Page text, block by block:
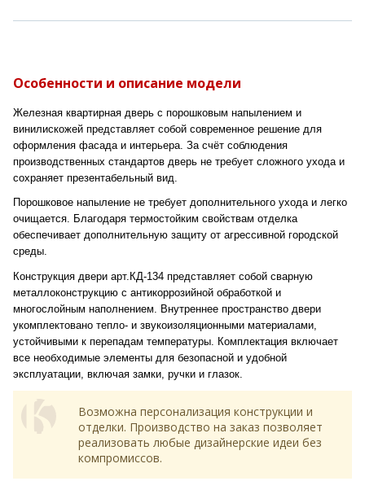
Особенности и описание модели
Железная квартирная дверь с порошковым напылением и
винилискожей представляет собой современное решение для
оформления фасада и интерьера. За счёт соблюдения
производственных стандартов дверь не требует сложного ухода и
сохраняет презентабельный вид.
Порошковое напыление не требует дополнительного ухода и легко
очищается. Благодаря термостойким свойствам отделка
обеспечивает дополнительную защиту от агрессивной городской
среды.
Конструкция двери арт.КД-134 представляет собой сварную
металлоконструкцию с антикоррозийной обработкой и
многослойным наполнением. Внутреннее пространство двери
укомплектовано тепло- и звукоизоляционными материалами,
устойчивыми к перепадам температуры. Комплектация включает
все необходимые элементы для безопасной и удобной
эксплуатации, включая замки, ручки и глазок.
Возможна персонализация конструкции и
отделки. Производство на заказ позволяет
реализовать любые дизайнерские идеи без
компромиссов.